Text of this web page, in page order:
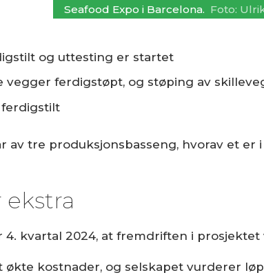
Seafood Expo i Barcelona. Foto:
og uttesting er startet
vegger ferdigstøpt, og støping av
ferdigstilt
av tre produksjonsbasseng, hvorav et
4. kvartal 2024, at fremdriften i
kostnader, og selskapet vurderer